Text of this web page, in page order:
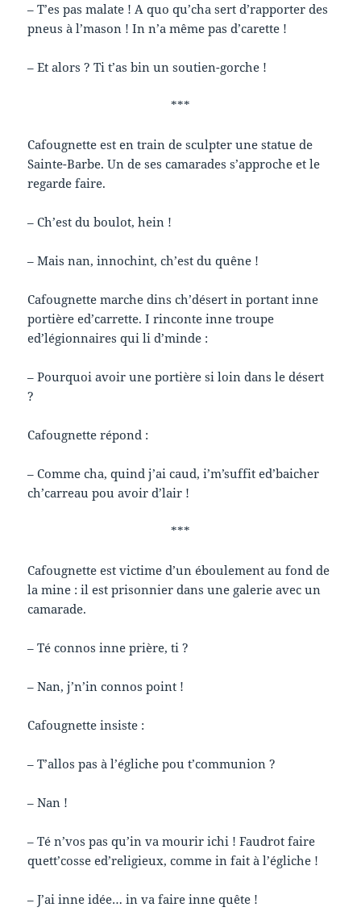
– T’es pas malate ! A quo qu’cha sert d’rapporter des
pneus à l’mason ! In n’a même pas d’carette !
– Et alors ? Ti t’as bin un soutien-gorche !
***
Cafougnette est en train de sculpter une statue de
Sainte-Barbe. Un de ses camarades s’approche et le
regarde faire.
– Ch’est du boulot, hein !
– Mais nan, innochint, ch’est du quêne !
Cafougnette marche dins ch’désert in portant inne
portière ed’carrette. I rinconte inne troupe
ed’légionnaires qui li d’minde :
– Pourquoi avoir une portière si loin dans le désert
?
Cafougnette répond :
– Comme cha, quind j’ai caud, i’m’suffit ed’baicher
ch’carreau pou avoir d’lair !
***
Cafougnette est victime d’un éboulement au fond de
la mine : il est prisonnier dans une galerie avec un
camarade.
– Té connos inne prière, ti ?
– Nan, j’n’in connos point !
Cafougnette insiste :
– T’allos pas à l’égliche pou t’communion ?
– Nan !
– Té n’vos pas qu’in va mourir ichi ! Faudrot faire
quett’cosse ed’religieux, comme in fait à l’égliche !
– J’ai inne idée… in va faire inne quête !